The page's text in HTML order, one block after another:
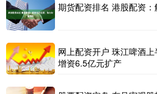
期货配资排名 港股配资
网上配资开户 珠江啤酒
增资6.5亿元扩产